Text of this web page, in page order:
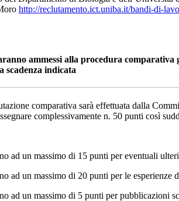
http://reclutamento.ict.uniba.it/bandi-di-
ammessi alla procedura
scadenza indicata
comparativa sarà effettuata dalla
complessivamente n. 50 punti così
un massimo di 15 punti per eventuali
un massimo di 20 punti per le esperienze
un massimo di 5 punti per pubblicazioni